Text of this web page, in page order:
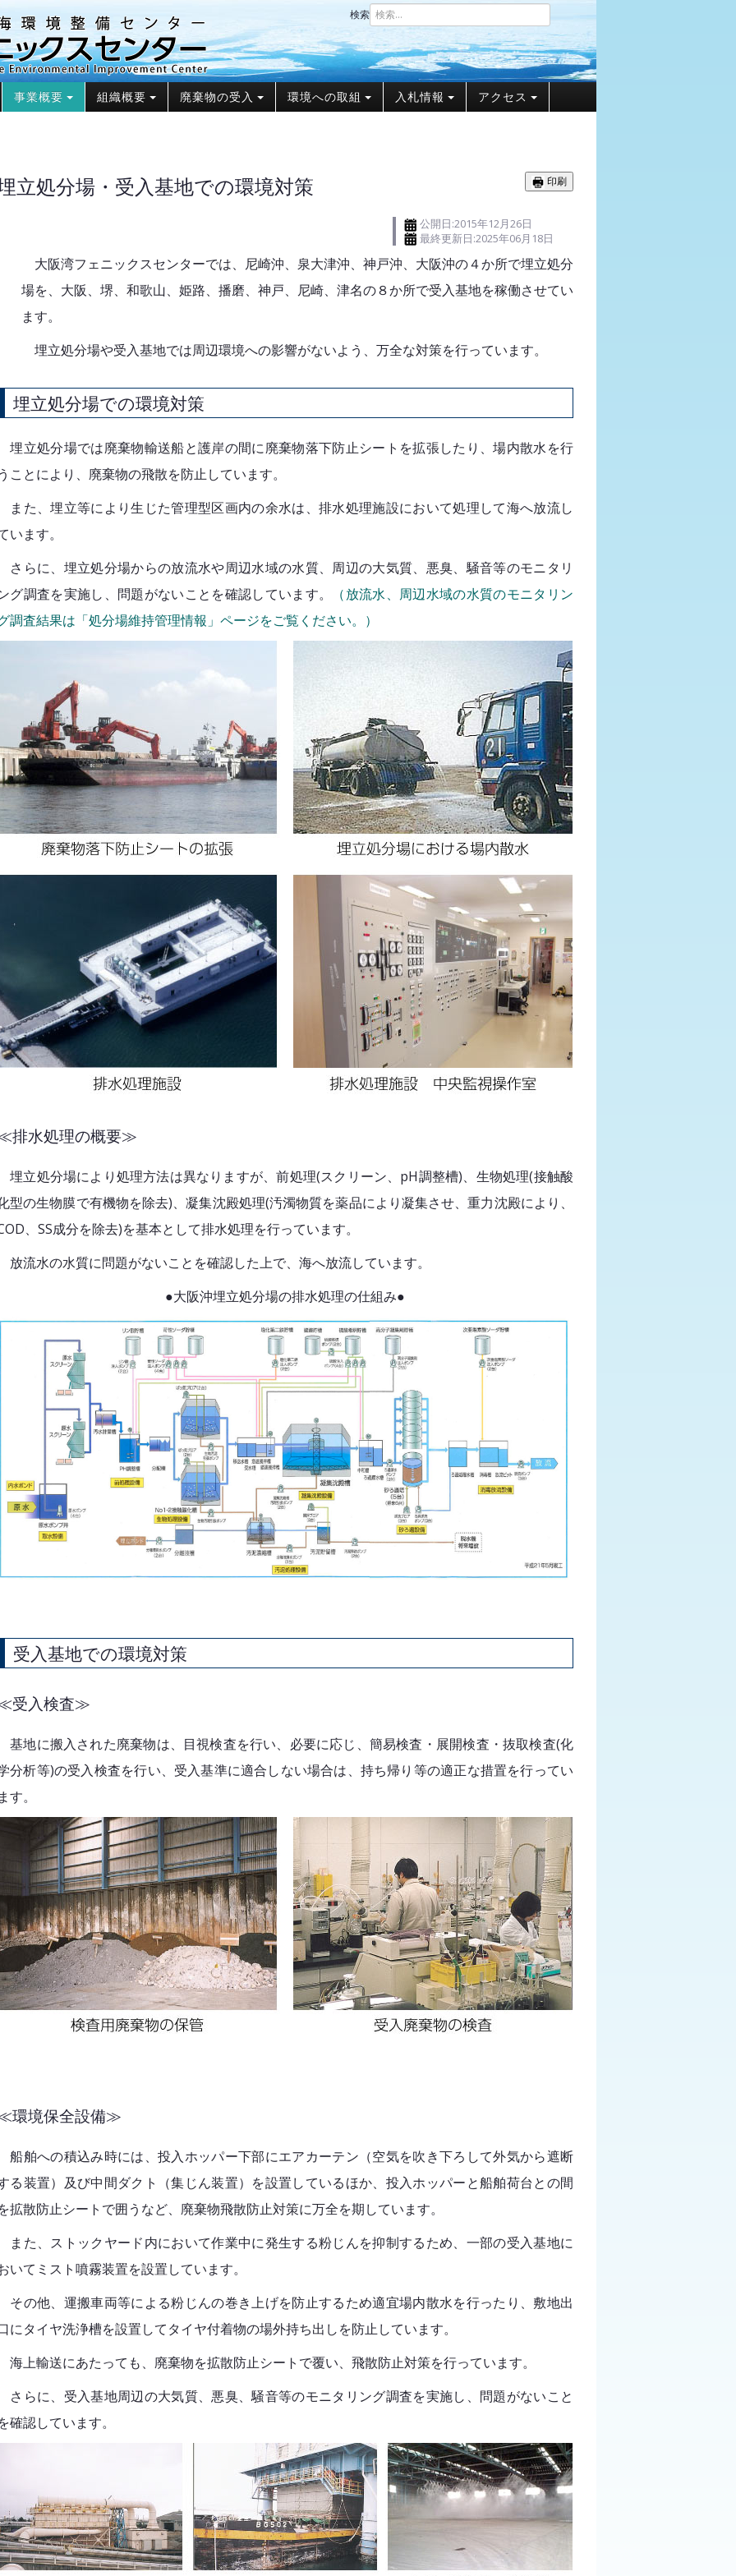
検索
事業概要 組織概要 廃棄物の受入 環境への取組 入札情報 アクセス
印刷
立処分場・受入基地での環境対策
公開日:2015年12月26日
最終更新日:2025年06月18日
大阪湾フェニックスセンターでは、尼崎沖、泉大津沖、神戸沖、大阪沖の４か所で埋立処分
場を、大阪、堺、和歌山、姫路、播磨、神戸、尼崎、津名の８か所で受入基地を稼働させてい
ます。
埋立処分場や受入基地では周辺環境への影響がないよう、万全な対策を行っています。
埋立処分場での環境対策
立処分場では廃棄物輸送船と護岸の間に廃棄物落下防止シートを拡張したり、場内散水を行
ことにより、廃棄物の飛散を防止しています。
た、埋立等により生じた管理型区画内の余水は、排水処理施設において処理して海へ放流し
います。
らに、埋立処分場からの放流水や周辺水域の水質、周辺の大気質、悪臭、騒音等のモニタリ
グ調査を実施し、問題がないことを確認しています。
（放流水、周辺水域の水質のモニタリン
調査結果は「処分場維持管理情報」ページをご覧ください。）
排水処理の概要≫
立処分場により処理方法は異なりますが、前処理(スクリーン、pH調整槽)、生物処理(接触酸
型の生物膜で有機物を除去)、凝集沈殿処理(汚濁物質を薬品により凝集させ、重力沈殿により、
、SS成分を除去)を基本として排水処理を行っています。
流水の水質に問題がないことを確認した上で、海へ放流しています。
●大阪沖埋立処分場の排水処理の仕組み●
受入基地での環境対策
受入検査≫
地に搬入された廃棄物は、目視検査を行い、必要に応じ、簡易検査・展開検査・抜取検査(化
分析等)の受入検査を行い、受入基準に適合しない場合は、持ち帰り等の適正な措置を行ってい
す。
環境保全設備≫
舶への積込み時には、投入ホッパー下部にエアカーテン（空気を吹き下ろして外気から遮断
る装置）及び中間ダクト（集じん装置）を設置しているほか、投入ホッパーと船舶荷台との間
拡散防止シートで囲うなど、廃棄物飛散防止対策に万全を期しています。
た、ストックヤード内において作業中に発生する粉じんを抑制するため、一部の受入基地に
いてミスト噴霧装置を設置しています。
の他、運搬車両等による粉じんの巻き上げを防止するため適宜場内散水を行ったり、敷地出
にタイヤ洗浄槽を設置してタイヤ付着物の場外持ち出しを防止しています。
上輸送にあたっても、廃棄物を拡散防止シートで覆い、飛散防止対策を行っています。
らに、受入基地周辺の大気質、悪臭、騒音等のモニタリング調査を実施し、問題がないこと
確認しています。